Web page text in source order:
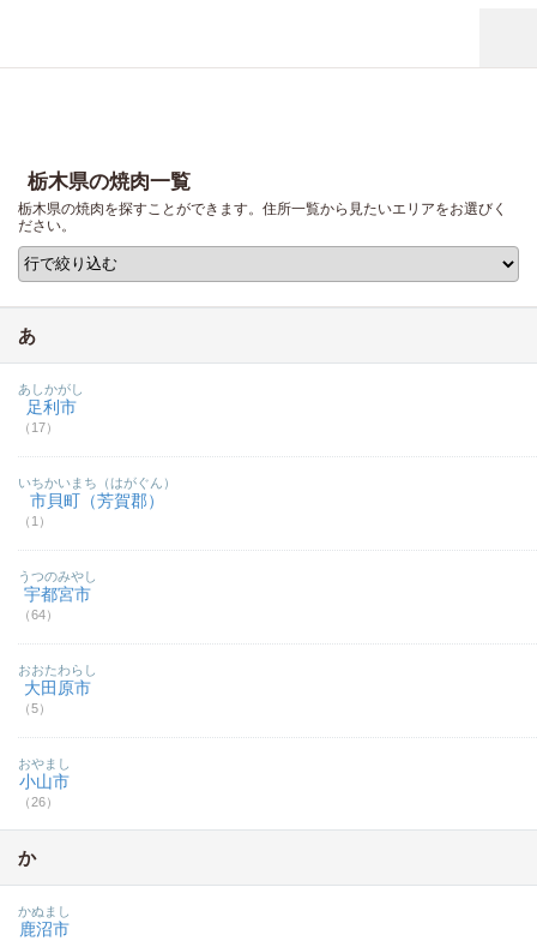
栃木県の焼肉一覧
栃木県の焼肉を探すことができます。住所一覧から見たいエリアをお選びく
ださい。
あ
足利市
（17）
あしかがし
市貝町（芳賀郡）
（1）
いちかいまち（はがぐん）
宇都宮市
（64）
うつのみやし
大田原市
（5）
おおたわらし
小山市
（26）
おやまし
か
鹿沼市
かぬまし